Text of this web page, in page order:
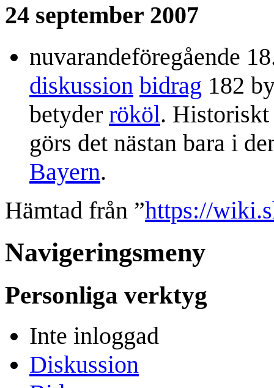
24 september 2007
nuvarandeföregående
diskussion bidrag 182
betyder rököl. Historiskt
görs det nästan bara i
Bayern.
Hämtad från ”https://
Navigeringsmeny
Personliga verktyg
Inte inloggad
Diskussion